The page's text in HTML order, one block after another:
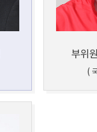
부위
(